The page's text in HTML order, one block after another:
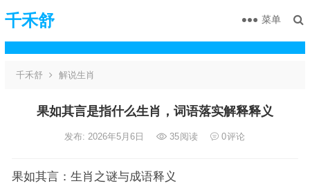
千禾舒 菜单
千禾舒 解说生肖
果如其言是指什么生肖，词语落实解释释义
发布: 2026年5月6日 35阅读 0评论
果如其言：生肖之谜与成语释义